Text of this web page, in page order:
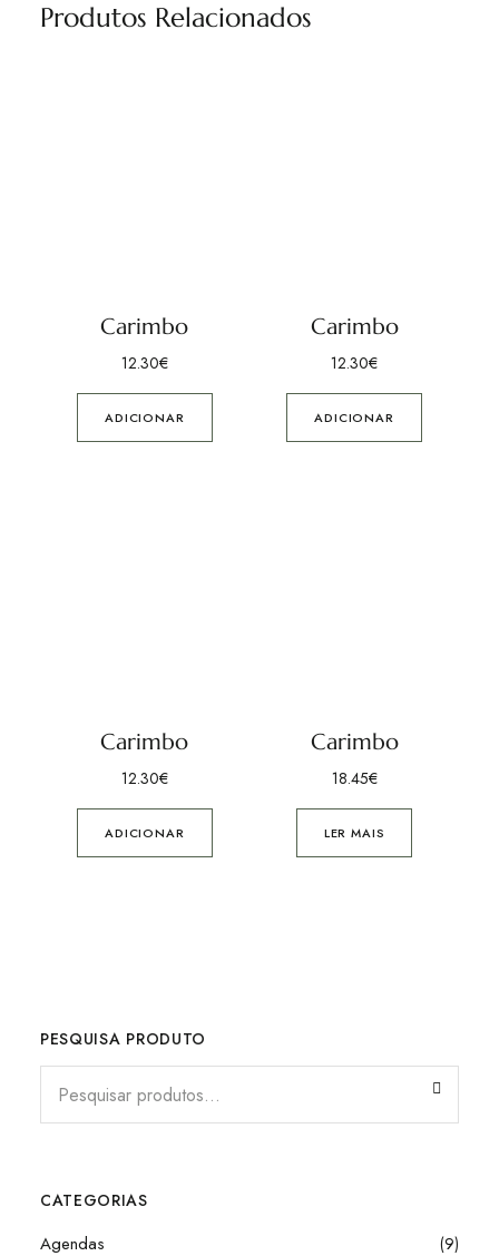
Produtos Relacionados
Carimbo
12.30€
ADICIONAR
Carimbo
12.30€
ADICIONAR
Carimbo
12.30€
ADICIONAR
Carimbo
18.45€
LER MAIS
PESQUISA PRODUTO
CATEGORIAS
Agendas (9)